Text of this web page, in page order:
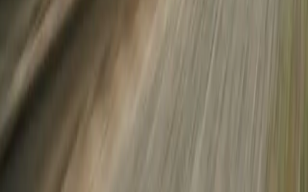
Pzt - Cmt: 09:00 - 18:00
Yasal
Gizlilik Politikası
©2026